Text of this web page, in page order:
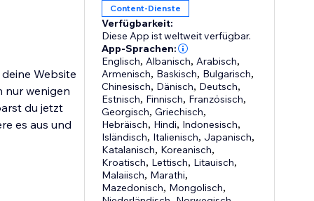
Website
nur wenigen
du jetzt
es aus und
Content-Dienste
Verfügbarkeit:
Diese App ist weltweit verfügbar.
App-Sprachen:
Englisch, Albanisch, Arabisch,
Armenisch, Baskisch, Bulgarisch,
Chinesisch, Dänisch, Deutsch,
Estnisch, Finnisch, Französisch,
Georgisch,Griechisch,
Hebräisch, Hindi, Indonesisch,
Isländisch, Italienisch, Japanisch,
Katalanisch, Koreanisch,
Kroatisch, Lettisch, Litauisch,
Malaiisch, Marathi,
Mazedonisch, Mongolisch,